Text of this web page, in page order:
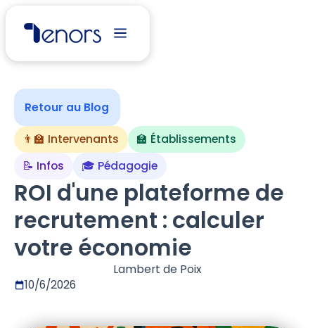
Retour au Blog
👨‍🏫 Intervenants
🏫 Établissements
📝 Infos
🎓 Pédagogie
ROI d'une plateforme de
recrutement : calculer
votre économie
Lambert de Poix
10/6/2026